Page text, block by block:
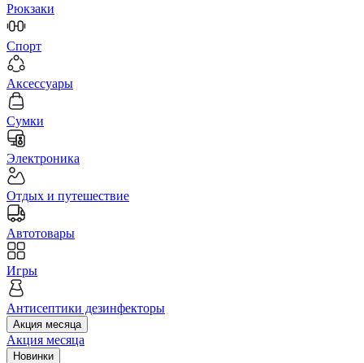
Рюкзаки
Спорт
Аксессуары
Сумки
Электроника
Отдых и путешествие
Автотовары
Игры
Антисептики дезинфекторы
Акция месяца
Акция месяца
Новинки